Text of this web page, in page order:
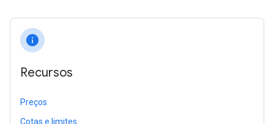
info
Recursos
Preços
Cotas e limites